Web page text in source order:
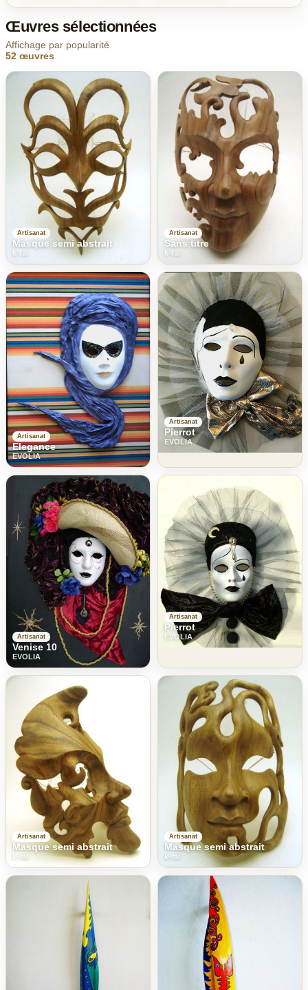
Œuvres sélectionnées
Affichage par popularité
52 œuvres
Artisanat
Masque semi abstrait
k-rai
Artisanat
Sans titre
k-rai
Artisanat
Elegance
EVOLIA
Artisanat
Pierrot
EVOLIA
Artisanat
Venise 10
EVOLIA
Artisanat
Pierrot
EVOLIA
Artisanat
Masque semi abstrait
k-rai
Artisanat
Masque semi abstrait
k-rai